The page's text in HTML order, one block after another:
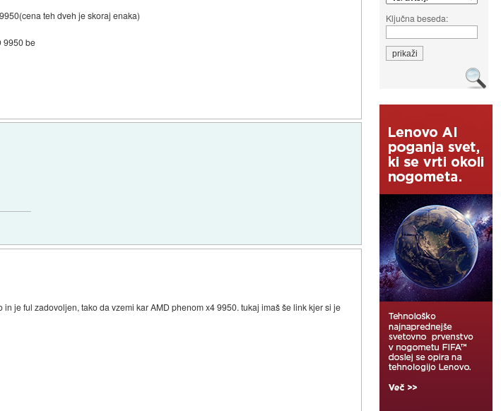
Ključna beseda:
teh dveh je skoraj enaka)
9950 be
je ful zadovoljen, tako da vzemi kar AMD phenom x4 9950. tukaj imaš še link kjer si je